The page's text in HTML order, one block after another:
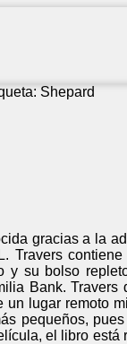
Shepard
gracias a la
Travers
y su bolso
Bank.
lugar remoto
pequeños,
el libro